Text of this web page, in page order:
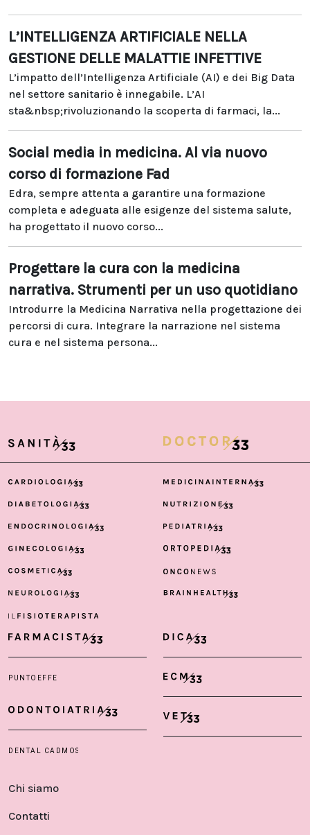
L’INTELLIGENZA ARTIFICIALE NELLA
GESTIONE DELLE MALATTIE INFETTIVE
L’impatto dell’Intelligenza Artificiale (AI) e dei Big Data
nel settore sanitario è innegabile. L’AI
sta&nbsp;rivoluzionando la scoperta di farmaci, la...
Social media in medicina. Al via nuovo
corso di formazione Fad
Edra, sempre attenta a garantire una formazione
completa e adeguata alle esigenze del sistema salute,
ha progettato il nuovo corso...
Progettare la cura con la medicina
narrativa. Strumenti per un uso quotidiano
Introdurre la Medicina Narrativa nella progettazione dei
percorsi di cura. Integrare la narrazione nel sistema
cura e nel sistema persona...
Chi siamo
Contatti